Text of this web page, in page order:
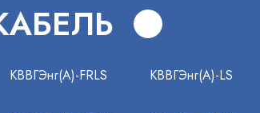
КВВГЭнг(А)-FRLS КВВГЭнг(А)-LS